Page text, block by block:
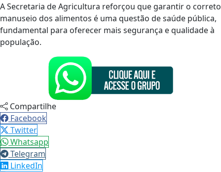
A Secretaria de Agricultura reforçou que garantir o correto
manuseio dos alimentos é uma questão de saúde pública,
fundamental para oferecer mais segurança e qualidade à
população.
Compartilhe
Facebook
Twitter
Whatsapp
Telegram
LinkedIn